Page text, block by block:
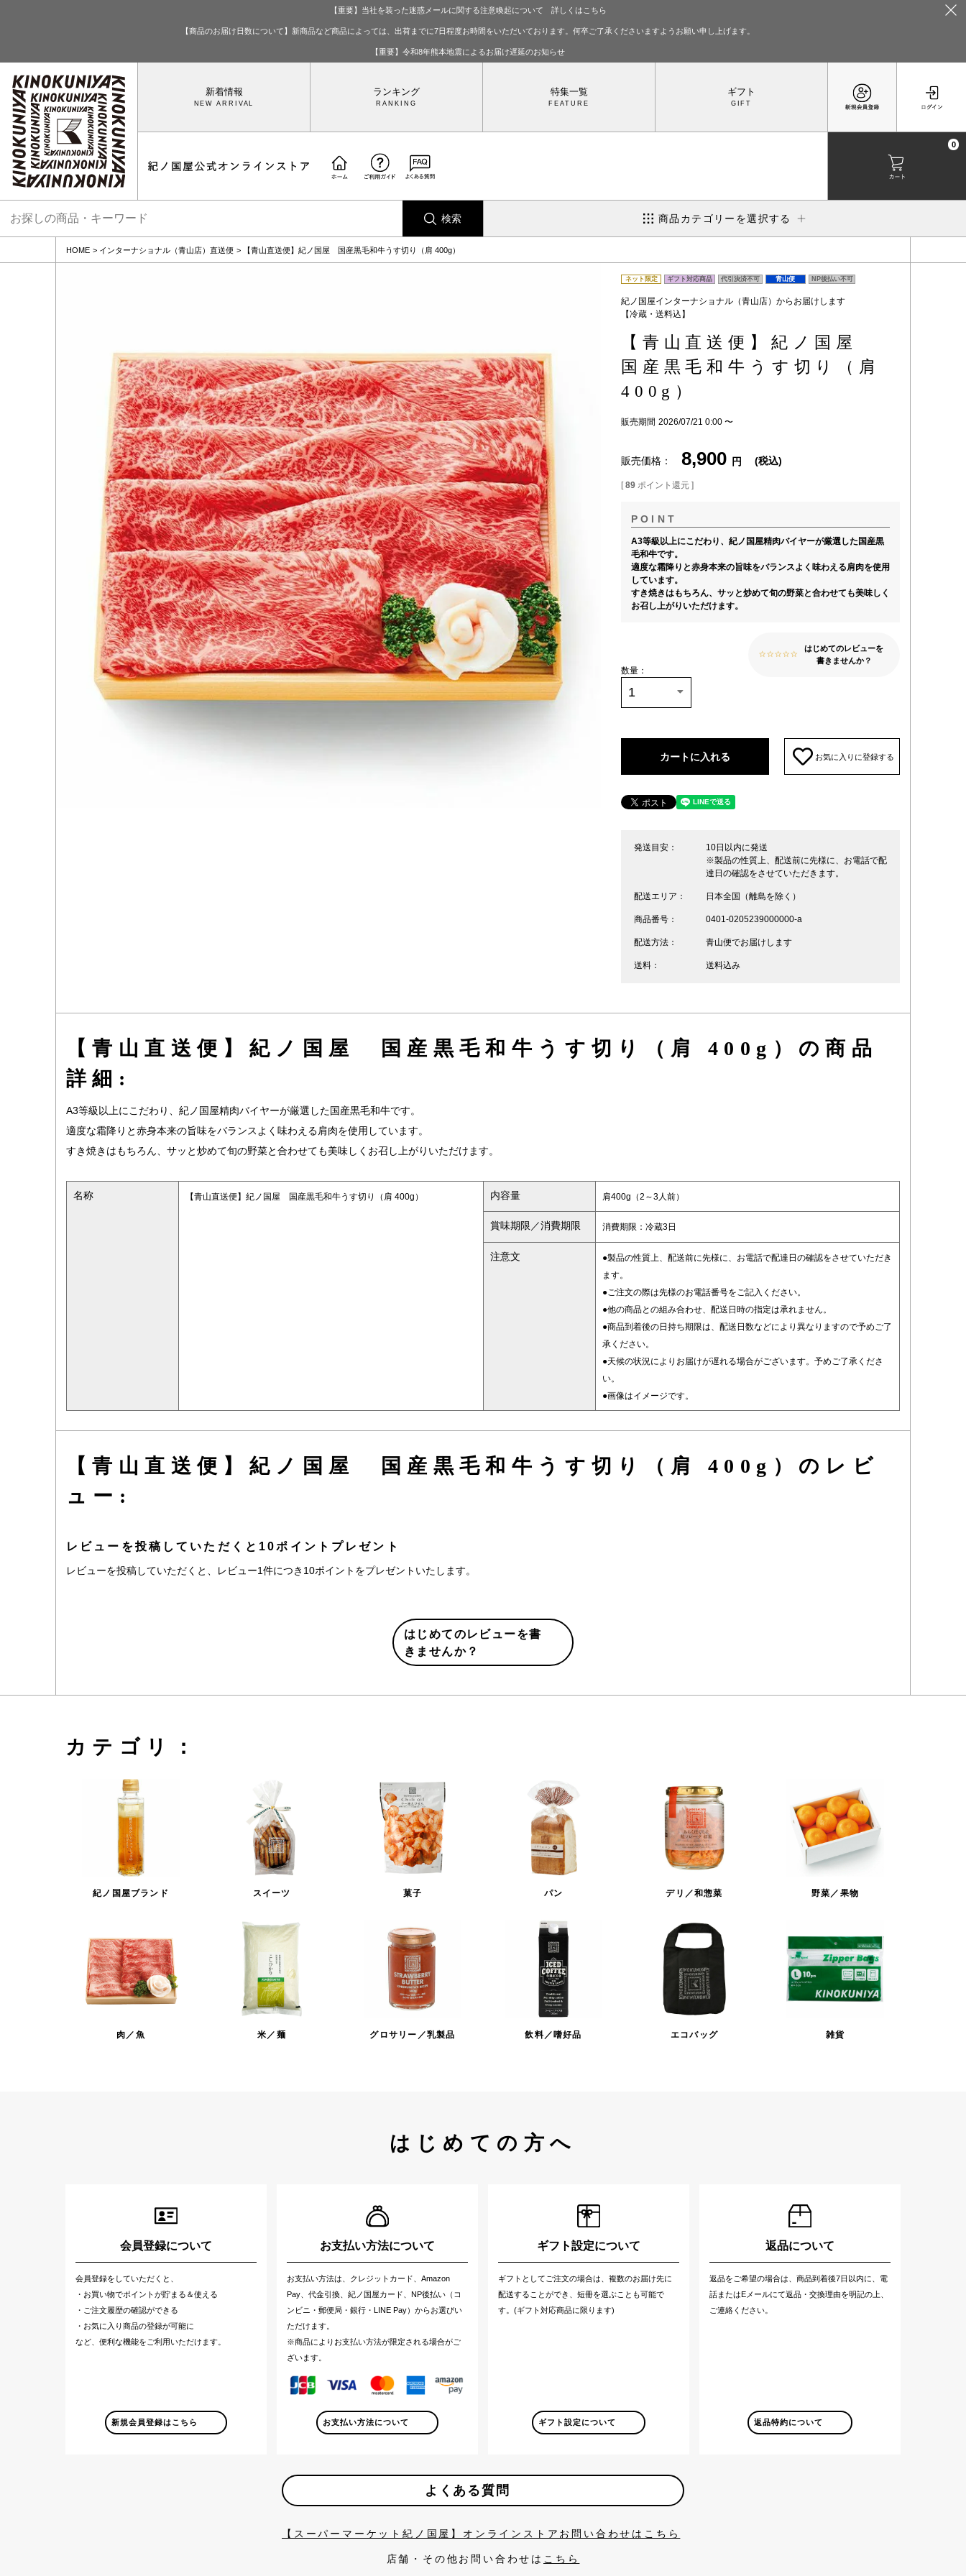
【重要】当社を装った迷惑メールに関する注意喚起について 詳しくはこちら
【商品のお届け日数について】新商品など商品によっては、出荷までに7日程度お時間をいただいております。何卒ご了承くださいますようお願い申し上げます。
【重要】令和8年熊本地震によるお届け遅延のお知らせ
0
新着情報 ランキング 特集一覧 ギフト
検索 商品カテゴリーを選択する
HOME インターナショナル（青山店）直送便 【青山直送便】紀ノ国屋 国産黒毛和牛うす切り（肩 400g）
ネット限定 ギフト対応商品 代引決済不可 青山便 NP後払い不可
紀ノ国屋インターナショナル（青山店）からお届けします
【冷蔵・送料込】
【青山直送便】紀ノ国屋
国産黒毛和牛うす切り（肩
400g）
販売期間 2026/07/21 0:00 〜
販売価格 8,900 税込
[89 ポイント還元 ]
A3等級以上にこだわり、紀ノ国屋精肉バイヤーが厳選した国産黒
毛和牛です。
適度な霜降りと赤身本来の旨味をバランスよく味わえる肩肉を使用
しています。
すき焼きはもちろん、サッと炒めて旬の野菜と合わせても美味しく
お召し上がりいただけます。
はじめてのレビューを
書きませんか？
お気に入りに登録する
カートに入れる
発送目安：
10日以内に発送
※製品の性質上、配送前に先様に、お電話で配
達日の確認をさせていただきます。
配送エリア： 日本全国（離島を除く）
商品番号： 0401-0205239000000-a
配送方法： 青山便でお届けします
送料： 送料込み
【青山直送便】紀ノ国屋 国産黒毛和牛うす切り（肩 400g）の商品
詳細:
A3等級以上にこだわり、紀ノ国屋精肉バイヤーが厳選した国産黒毛和牛です。
適度な霜降りと赤身本来の旨味をバランスよく味わえる肩肉を使用しています。
すき焼きはもちろん、サッと炒めて旬の野菜と合わせても美味しくお召し上がりいただけます。
名称 【青山直送便】紀ノ国屋 国産黒毛和牛うす切り（肩 400g） 内容量 肩400g（2～3人前）
賞味期限／消費期限 消費期限：冷蔵3日
注意文
●製品の性質上、配送前に先様に、お電話で配達日の確認をさせていただき
ます。
●ご注文の際は先様のお電話番号をご記入ください。
●他の商品との組み合わせ、配送日時の指定は承れません。
●商品到着後の日持ち期限は、配送日数などにより異なりますので予めご了
承ください。
●天候の状況によりお届けが遅れる場合がございます。予めご了承くださ
い。
●画像はイメージです。
【青山直送便】紀ノ国屋 国産黒毛和牛うす切り（肩 400g）のレビ
ュー:
レビューを投稿していただくと10ポイントプレゼント
レビューを投稿していただくと、レビュー1件につき10ポイントをプレゼントいたします。
はじめてのレビューを書
きませんか？
カテゴリ：
紀ノ国屋ブランド スイーツ 菓子 パン デリ／和惣菜 野菜／果物
肉／魚 米／麺 グロサリー／乳製品 飲料／嗜好品 エコバッグ 雑貨
はじめての方へ
会員登録について
会員登録をしていただくと、
・お買い物でポイントが貯まる＆使える
・ご注文履歴の確認ができる
・お気に入り商品の登録が可能に
など、便利な機能をご利用いただけます。
新規会員登録はこちら
お支払い方法について
お支払い方法は、クレジットカード、Amazon
Pay、代金引換、紀ノ国屋カード、NP後払い（コ
ンビニ・郵便局・銀行・LINE Pay）からお選びい
ただけます。
※商品によりお支払い方法が限定される場合がご
ざいます。
お支払い方法について
ギフト設定について
ギフトとしてご注文の場合は、複数のお届け先に
配送することができ、短冊を選ぶことも可能で
す。(ギフト対応商品に限ります)
ギフト設定について
返品について
返品をご希望の場合は、商品到着後7日以内に、電
話またはEメールにて返品・交換理由を明記の上、
ご連絡ください。
返品特約について
よくある質問
【スーパーマーケット紀ノ国屋】オンラインストアお問い合わせはこちら
店舗・その他お問い合わせは こちら